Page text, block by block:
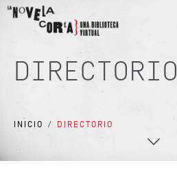
DIRECTORIO
INICIO / DIRECTORIO